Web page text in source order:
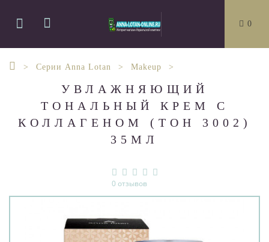
0
Серии Anna Lotan Makeup
УВЛАЖНЯЮЩИЙ
ТОНАЛЬНЫЙ КРЕМ С
КОЛЛАГЕНОМ (ТОН 3002)
35МЛ
0 отзывов